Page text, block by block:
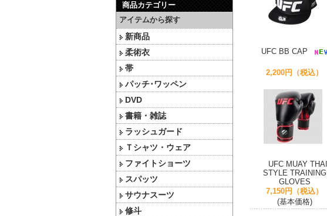
商品カテゴリー
アイテムから探す
新商品
柔術衣
帯
パッチ･ワッペン
DVD
書籍・雑誌
ラッシュガード
Ｔシャツ・ウェア
ファイトショーツ
スパッツ
サウナスーツ
修斗
UFC BB CAP
2,200円（税込）
UFC MUAY THAI
STYLE TRAINING
GLOVES
7,150円（税込）
(基本価格)